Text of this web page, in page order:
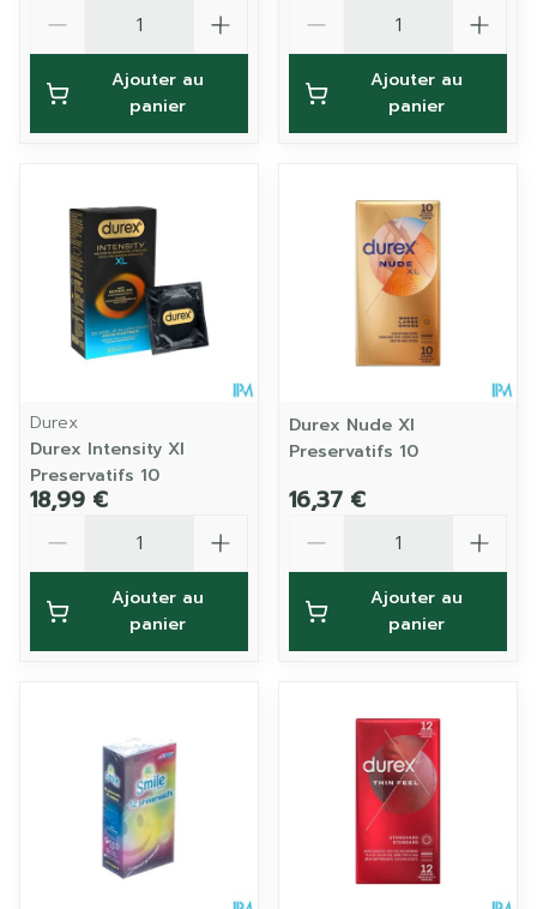
Ajouter au
panier
Ajouter au
panier
Durex
Durex Intensity Xl
Preservatifs 10
18,99 €
Ajouter au
panier
Durex Nude Xl
Preservatifs 10
16,37 €
Ajouter au
panier